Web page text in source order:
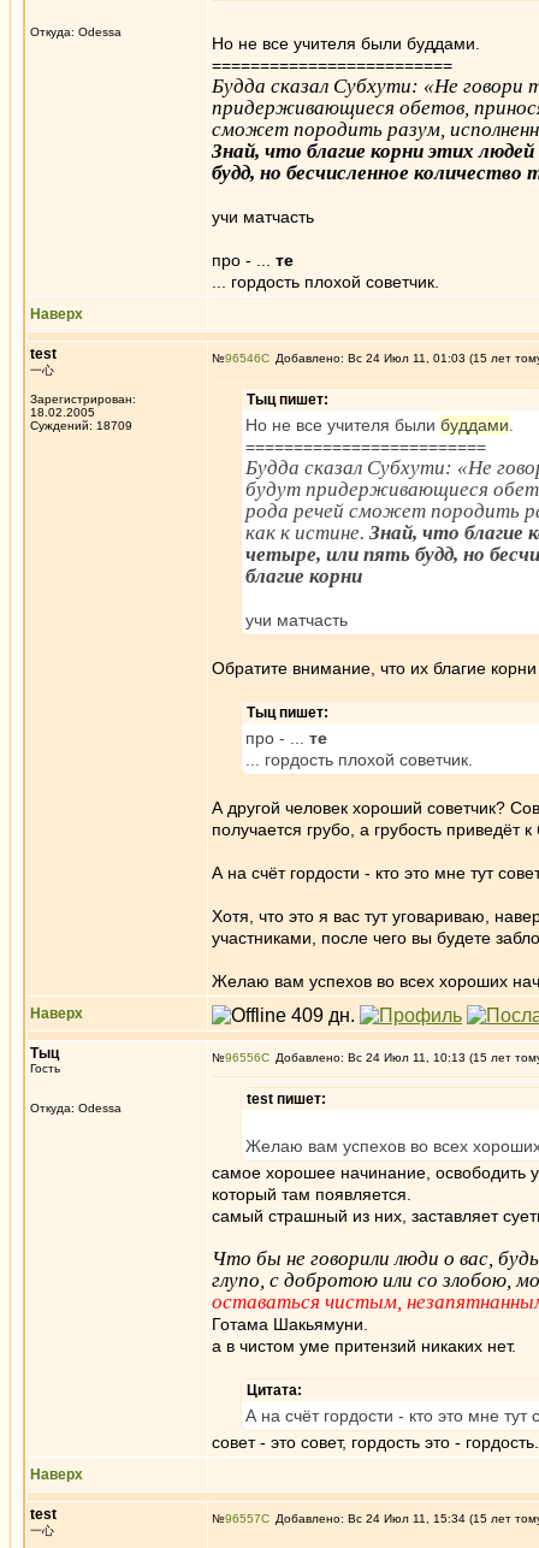
Откуда: Odessa
Но не все учителя были буддами.
=========================
Будда сказал Субхути: «Не говори
придерживающиеся обетов,
сможет породить разум,
Знай, что благие корни этих
будд, но бесчисленное
учи матчасть
про - ...
те
... гордость плохой советчик.
Наверх
test
一心
Зарегистрирован:
18.02.2005
Суждений: 18709
№96546 Добавлено: Вс 24 Июл 11, 01:03 (15 лет
Тыц пишет:
Но не все учителя были буддами
=========================
Будда сказал Субхути: «Не
будут придерживающиеся
рода речей сможет породить
как к истине. Знай, что благие
четыре, или пять будд, но
благие корни
учи матчасть
Обратите внимание, что их благие
Тыц пишет:
про - ...
те
... гордость плохой советчик.
А другой человек хороший советчик?
получается грубо, а грубость приведёт к
А на счёт гордости - кто это мне тут
Хотя, что это я вас тут уговариваю,
участниками, после чего вы будете
Желаю вам успехов во всех хороших
Наверх
Тыц
Гость
Откуда: Odessa
№96556 Добавлено: Вс 24 Июл 11, 10:13 (15 лет
test пишет:
Желаю вам успехов во всех
самое хорошее начинание, освободить
который там появляется.
самый страшный из них, заставляет
Что бы не говорили люди о вас,
глупо, с добротою или со злобою,
оставаться чистым,
Готама Шакьямуни.
а в чистом уме притензий никаких нет.
Цитата:
А на счёт гордости - кто это мне тут
совет - это совет, гордость это - гордость.
Наверх
test
一心
№96557 Добавлено: Вс 24 Июл 11, 15:34 (15 лет